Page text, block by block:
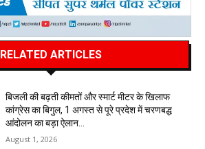
RELATED ARTICLES
बिजली की बढ़ती कीमतों और स्मार्ट मीटर के खिलाफ
कांग्रेस का बिगुल, 1 अगस्त से पूरे प्रदेश में चरणबद्ध
आंदोलन का बड़ा ऐलान…
August 1, 2026